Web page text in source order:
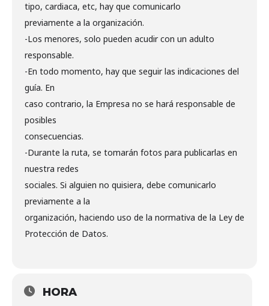
tipo, cardiaca, etc, hay que comunicarlo
previamente a la organización.
-Los menores, solo pueden acudir con un adulto
responsable.
-En todo momento, hay que seguir las indicaciones del
guía. En
caso contrario, la Empresa no se hará responsable de
posibles
consecuencias.
-Durante la ruta, se tomarán fotos para publicarlas en
nuestra redes
sociales. Si alguien no quisiera, debe comunicarlo
previamente a la
organización, haciendo uso de la normativa de la Ley de
Protección de Datos.
HORA